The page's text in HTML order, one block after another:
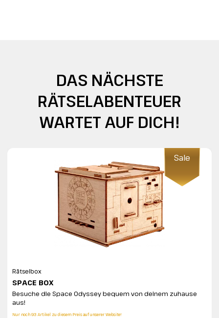
DAS NÄCHSTE
RÄTSELABENTEUER
WARTET AUF DICH!
Sale
Rätselbox
SPACE BOX
Besuche die Space Odyssey bequem von deinem zuhause
aus!
Nur noch 93 Artikel zu diesem Preis auf unserer Website!